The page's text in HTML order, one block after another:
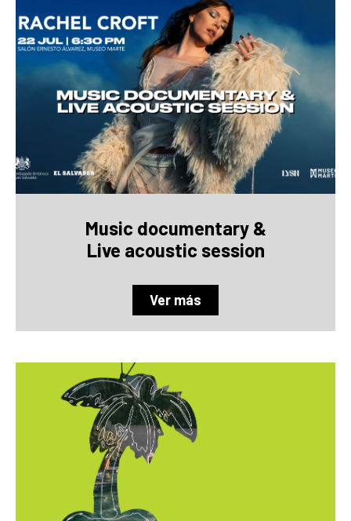
Music documentary &
Live acoustic session
Ver más